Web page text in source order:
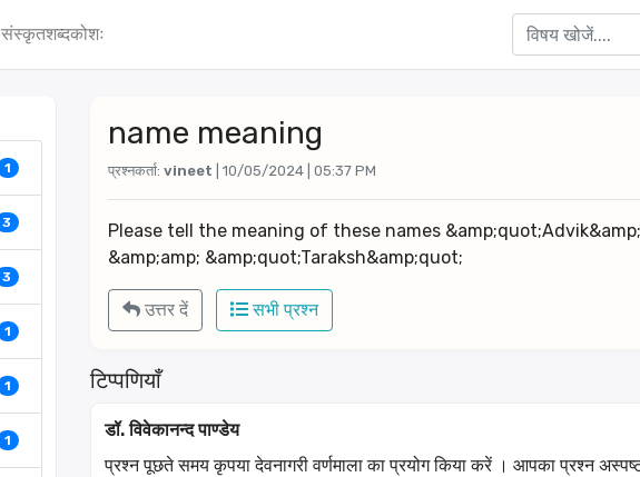
संस्‍कृतशब्‍दकोशः
1
3
3
1
1
1
name meaning
प्रश्नकर्ता: vineet | 10/05/2024 | 05:37 PM
Please tell the meaning of these names
&amp;amp; &amp;quot;Taraksh&amp;quot;
उत्तर दें सभी प्रश्न
टिप्पणियाँ
डॉ. विवेकानन्द पाण्डेय
प्रश्न पूछते समय कृपया देवनागरी वर्णमाला का प्रयोग किया करें । आपका प्रश्न